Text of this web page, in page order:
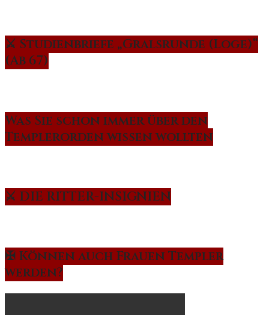
⚔️ Studienbriefe „Gralsrunde (Loge)“
(Ab 67)
Was Sie schon immer über den
Templerorden wissen wollten
⚔️ DIE RITTER-INSIGNIEN
✠ Können auch Frauen Templer
werden?